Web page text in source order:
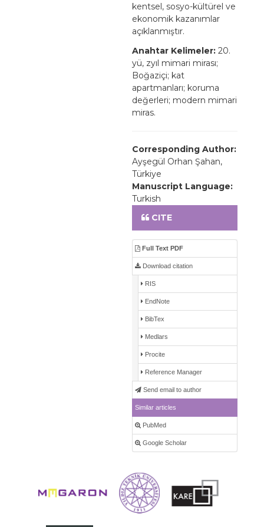
kentsel, sosyo-kültürel ve
ekonomik kazanımlar
açıklanmıştır.
Anahtar Kelimeler: 20.
yü, zyıl mimari mirası;
Boğaziçi; kat
apartmanları; koruma
değerleri; modern mimari
miras.
Corresponding Author:
Ayşegül Orhan Şahan,
Türkiye
Manuscript Language:
Turkish
CITE
Full Text PDF
Download citation
RIS
EndNote
BibTex
Medlars
Procite
Reference Manager
Send email to author
Similar articles
PubMed
Google Scholar